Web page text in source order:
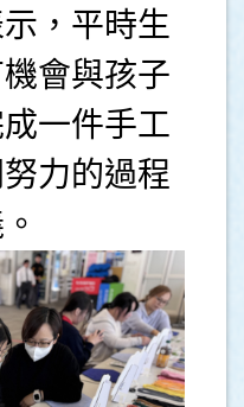
，平時生
會與孩子
一件手工
力的過程